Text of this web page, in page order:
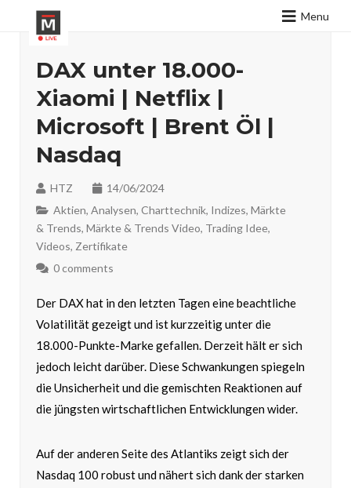
Menu
DAX unter 18.000-
Xiaomi | Netflix |
Microsoft | Brent Öl |
Nasdaq
HTZ
14/06/2024
Aktien, Analysen, Charttechnik, Indizes, Märkte
& Trends, Märkte & Trends Video, Trading Idee,
Videos, Zertifikate
0 comments
Der DAX hat in den letzten Tagen eine beachtliche
Volatilität gezeigt und ist kurzzeitig unter die
18.000-Punkte-Marke gefallen. Derzeit hält er sich
jedoch leicht darüber. Diese Schwankungen spiegeln
die Unsicherheit und die gemischten Reaktionen auf
die jüngsten wirtschaftlichen Entwicklungen wider.
Auf der anderen Seite des Atlantiks zeigt sich der
Nasdaq 100 robust und nähert sich dank der starken